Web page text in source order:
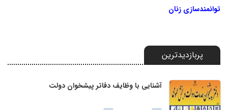
توانمندسازی زنان
پربازدیدترین
آشنایی با وظایف دفاتر پیشخوان دولت